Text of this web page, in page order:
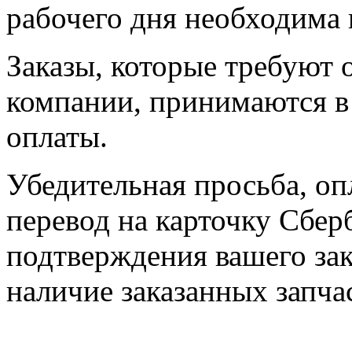
рабочего дня необходима
Заказы, которые требуют
компании, принимаются
оплаты.
Убедительная просьба,
перевод на карточку
подтверждения вашего
наличие заказанных